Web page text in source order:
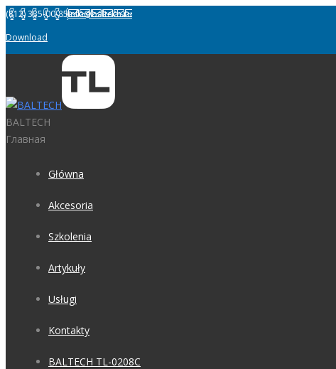
(812) 335-00-85info@baltech.ru
Download
BALTECH
Главная
Główna
Akcesoria
Szkolenia
Artykuły
Usługi
Kontakty
BALTECH TL-0208C